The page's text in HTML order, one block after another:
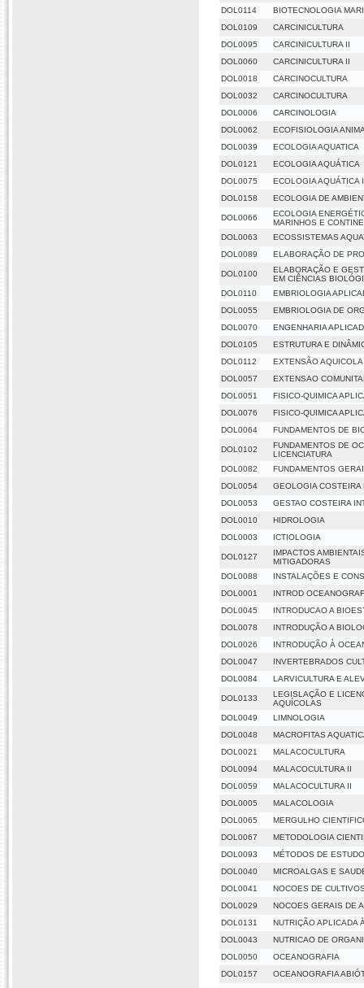
DOL0114
BIOTECNOLOGIA
DOL0109
CARCINICULTURA
DOL0095
CARCINICULTURA II
DOL0060
CARCINICULTURA II
DOL0018
CARCINOCULTURA
DOL0032
CARCINOCULTURA
DOL0006
CARCINOLOGIA
DOL0062
ECOFISIOLOGIA
DOL0039
ECOLOGIA AQUATICA
DOL0121
ECOLOGIA AQUÁTICA
DOL0075
ECOLOGIA AQUÁTICA I
DOL0158
ECOLOGIA DE
DOL0066
ECOLOGIA
MARINHOS E
DOL0063
ECOSSISTEMAS
DOL0089
ELABORAÇÃO DE
DOL0100
ELABORAÇÃO E
EM CIÊNCIAS
DOL0110
EMBRIOLOGIA
DOL0055
EMBRIOLOGIA DE
DOL0070
ENGENHARIA
DOL0105
ESTRUTURA E
DOL0112
EXTENSÃO AQUICOLA
DOL0057
EXTENSAO
DOL0051
FISICO-QUIMICA
DOL0076
FISICO-QUIMICA
DOL0064
FUNDAMENTOS DE
DOL0102
FUNDAMENTOS DE
LICENCIATURA
DOL0082
FUNDAMENTOS
DOL0054
GEOLOGIA COSTEIRA
DOL0053
GESTAO COSTEIRA
DOL0010
HIDROLOGIA
DOL0003
ICTIOLOGIA
DOL0127
IMPACTOS
MITIGADORAS
DOL0088
INSTALAÇÕES E
DOL0001
INTROD
DOL0045
INTRODUCAO A
DOL0078
INTRODUÇÃO A
DOL0026
INTRODUÇÃO À
DOL0047
INVERTEBRADOS
DOL0084
LARVICULTURA E
DOL0133
LEGISLAÇÃO E
AQUÍCOLAS
DOL0049
LIMNOLOGIA
DOL0048
MACROFITAS
DOL0021
MALACOCULTURA
DOL0094
MALACOCULTURA II
DOL0059
MALACOCULTURA II
DOL0005
MALACOLOGIA
DOL0065
MERGULHO
DOL0067
METODOLOGIA
DOL0093
MÉTODOS DE
DOL0040
MICROALGAS E
DOL0041
NOCOES DE
DOL0029
NOCOES GERAIS DE
DOL0131
NUTRIÇÃO APLICADA
DOL0043
NUTRICAO DE
DOL0050
OCEANOGRAFIA
DOL0157
OCEANOGRAFIA